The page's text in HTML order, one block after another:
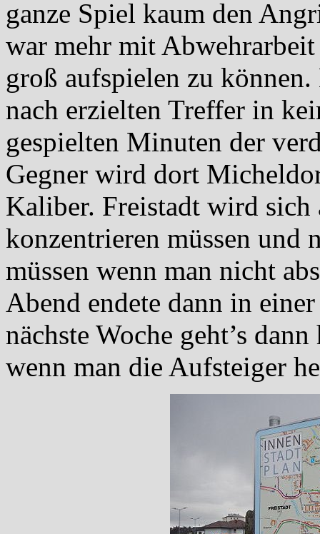
ganze Spiel kaum den
war mehr mit
groß aufspielen zu
nach erzielten Treffer in
gespielten Minuten der
Gegner wird dort
Kaliber. Freistadt wird sich
konzentrieren müssen und
müssen wenn man nicht
Abend endete dann in
nächste Woche geht’s
wenn man die Aufsteiger